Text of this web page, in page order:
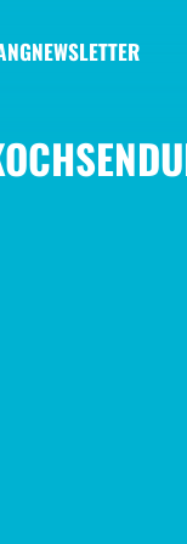
NEWSLETTER